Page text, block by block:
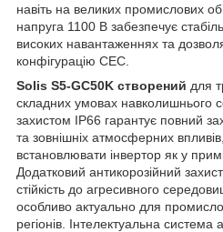
навіть на великих промислових
напруга 1100 В забезпечує
високих навантаженнях та
конфігурацію СЕС.
Solis S5-GC50K створений для
складних умовах навколишнього
захистом IP66 гарантує повний
та зовнішніх атмосферних
встановлювати інвертор як у
Додатковий антикорозійний
стійкість до агресивного
особливо актуально для
регіонів. Інтелектуальна